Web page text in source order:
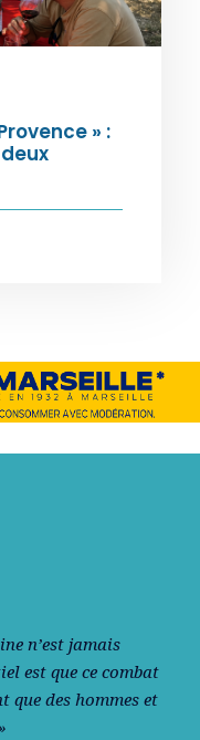
» :
n’est jamais
est que ce combat
des hommes et